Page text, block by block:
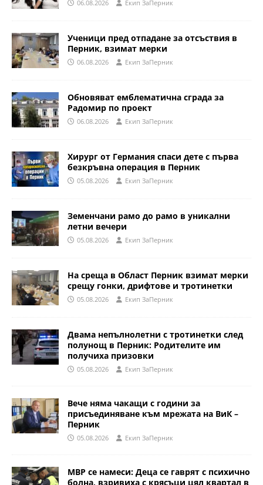
06.08.2026 Eкип ЗаПерник
Ученици пред отпадане за отсъствия в
Перник, взимат мерки
06.08.2026 Eкип ЗаПерник
Обновяват емблематична сграда за
Радомир по проект
06.08.2026 Eкип ЗаПерник
Хирург от Германия спаси дете с първа
безкръвна операция в Перник
05.08.2026 Eкип ЗаПерник
Земенчани рамо до рамо в уникални
летни вечери
05.08.2026 Eкип ЗаПерник
На среща в Област Перник взимат мерки
срещу гонки, дрифтове и тротинетки
05.08.2026 Eкип ЗаПерник
Двама непълнолетни с тротинетки след
полунощ в Перник: Родителите им
получиха призовки
05.08.2026 Eкип ЗаПерник
Вече няма чакащи с години за
присъединяване към мрежата на ВиК –
Перник
05.08.2026 Eкип ЗаПерник
МВР се намеси: Деца се гаврят с психично
болна, взривиха с крясъци цял квартал в